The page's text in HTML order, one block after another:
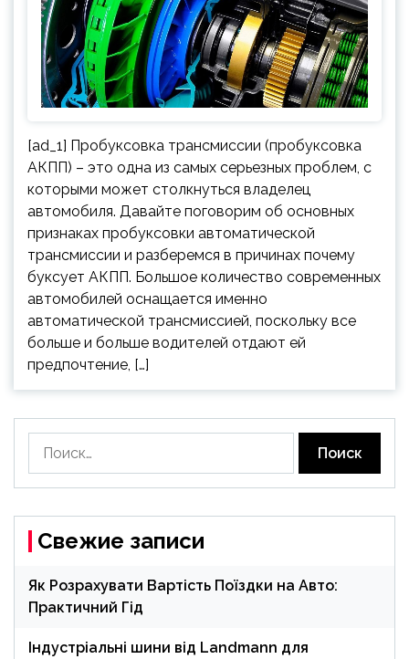
[ad_1] Пробуксовка трансмиссии (пробуксовка
АКПП) – это одна из самых серьезных проблем, с
которыми может столкнуться владелец
автомобиля. Давайте поговорим об основных
признаках пробуксовки автоматической
трансмиссии и разберемся в причинах почему
буксует АКПП. Большое количество современных
автомобилей оснащается именно
автоматической трансмиссией, поскольку все
больше и больше водителей отдают ей
предпочтение, […]
Свежие записи
Як Розрахувати Вартість Поїздки на Авто:
Практичний Гід
Індустріальні шини від Landmann для